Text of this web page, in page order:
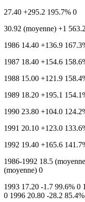
27.40 +295.2 195.7% 0
30.92 (moyenne) +1
1986 14.40 +136.9
1987 18.40 +154.6
1988 15.00 +121.9
1989 18.20 +195.1
1990 23.80 +104.0
1991 20.10 +123.0
1992 19.40 +165.6
1986-1992 18.5
(moyenne) 0
1993 17.20 -1.7 99.6% 0
0 1996 20.80 -28.2